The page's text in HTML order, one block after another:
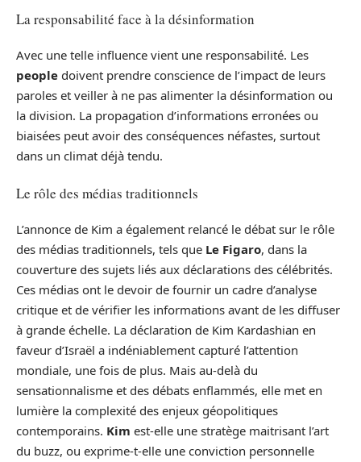
La responsabilité face à la désinformation
Avec une telle influence vient une responsabilité. Les
people doivent prendre conscience de l’impact de leurs
paroles et veiller à ne pas alimenter la désinformation ou
la division. La propagation d’informations erronées ou
biaisées peut avoir des conséquences néfastes, surtout
dans un climat déjà tendu.
Le rôle des médias traditionnels
L’annonce de Kim a également relancé le débat sur le rôle
des médias traditionnels, tels que Le Figaro, dans la
couverture des sujets liés aux déclarations des célébrités.
Ces médias ont le devoir de fournir un cadre d’analyse
critique et de vérifier les informations avant de les diffuser
à grande échelle. La déclaration de Kim Kardashian en
faveur d’Israël a indéniablement capturé l’attention
mondiale, une fois de plus. Mais au-delà du
sensationnalisme et des débats enflammés, elle met en
lumière la complexité des enjeux géopolitiques
contemporains. Kim est-elle une stratège maitrisant l’art
du buzz, ou exprime-t-elle une conviction personnelle